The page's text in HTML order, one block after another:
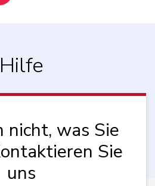
Hilfe
nicht, was Sie
Sie
uns